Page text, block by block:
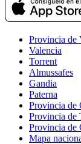
Provincia de
Valencia
Torrent
Almussafes
Gandia
Paterna
Provincia de
Provincia de
Provincia de
Mapa